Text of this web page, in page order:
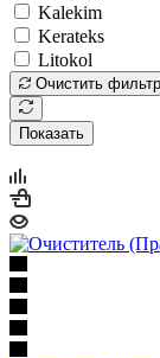
Kalekim
Kerateks
Litokol
Очистить фильтр
Показать